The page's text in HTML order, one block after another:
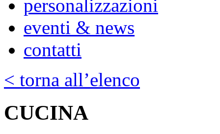
personalizzazioni
eventi & news
contatti
< torna all’elenco
CUCINA